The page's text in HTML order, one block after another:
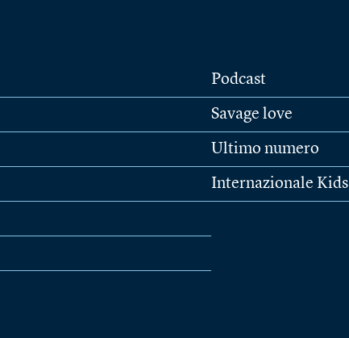
Podcast
Savage love
Ultimo numero
Internazionale Kids